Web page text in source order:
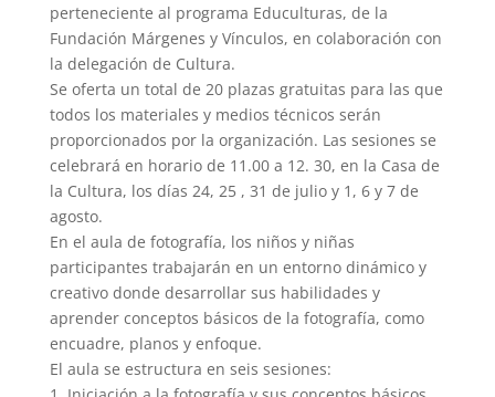
perteneciente al programa Educulturas, de la
Fundación Márgenes y Vínculos, en colaboración con
la delegación de Cultura.
Se oferta un total de 20 plazas gratuitas para las que
todos los materiales y medios técnicos serán
proporcionados por la organización. Las sesiones se
celebrará en horario de 11.00 a 12. 30, en la Casa de
la Cultura, los días 24, 25 , 31 de julio y 1, 6 y 7 de
agosto.
En el aula de fotografía, los niños y niñas
participantes trabajarán en un entorno dinámico y
creativo donde desarrollar sus habilidades y
aprender conceptos básicos de la fotografía, como
encuadre, planos y enfoque.
El aula se estructura en seis sesiones: